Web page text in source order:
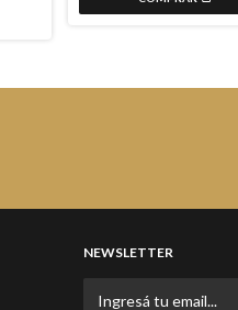
NEWSLETTER